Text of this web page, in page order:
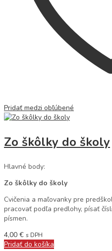
Pridať medzi obľúbené
Zo škôlky do školy
Hlavné body:
Zo škôlky do školy
Cvičenia a maľovanky pre
pracovať podľa predlohy, písať
písmen.
4,00 € s DPH
Pridať do košíka